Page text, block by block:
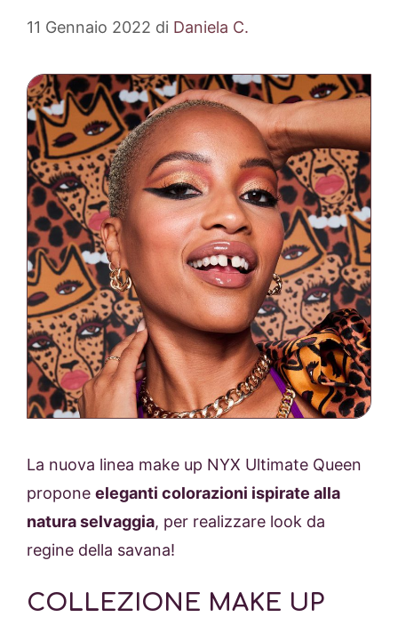
11 Gennaio 2022 di Daniela C.
La nuova linea make up NYX Ultimate Queen
propone eleganti colorazioni ispirate alla
natura selvaggia, per realizzare look da
regine della savana!
COLLEZIONE MAKE UP